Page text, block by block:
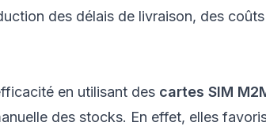
des délais de livraison, des
en utilisant des cartes SIM
des stocks. En effet, elles